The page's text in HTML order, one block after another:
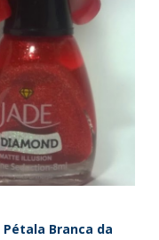
Pétala Branca da